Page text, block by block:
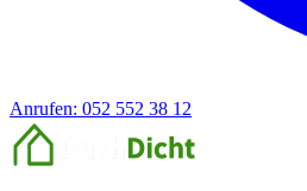
Anrufen: 052 552 38 12